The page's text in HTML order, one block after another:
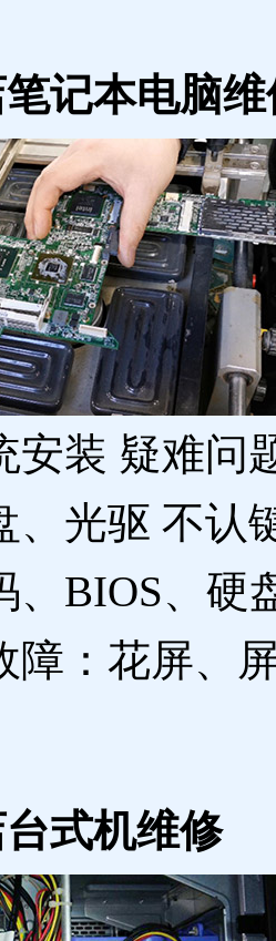
记本电脑维
安装 疑难问
、光驱 不认
、BIOS、硬
障：花屏、
式机维修